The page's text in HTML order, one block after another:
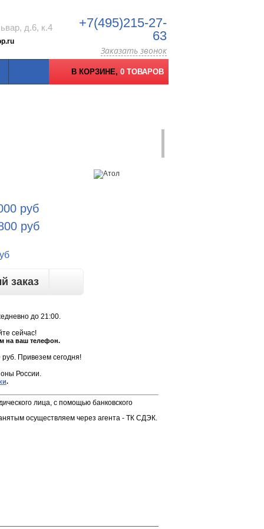
д.6, к.4
+7(495)215-27-
63
Заказать звонок
В КОРЗИНЕ, 0 ТОВАРОВ
руб
руб
заказ
до 21:00.
сейчас!
на ваш телефон.
Привезем сегодня!
России.
.
лица, с помощью банковского
осуществляем через агента - ТК СДЭК.